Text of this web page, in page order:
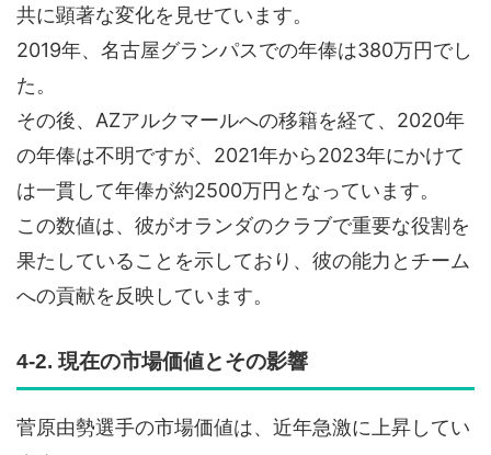
共に顕著な変化を見せています。
2019年、名古屋グランパスでの年俸は380万円でし
た。
その後、AZアルクマールへの移籍を経て、2020年
の年俸は不明ですが、2021年から2023年にかけて
は一貫して年俸が約2500万円となっています。
この数値は、彼がオランダのクラブで重要な役割を
果たしていることを示しており、彼の能力とチーム
への貢献を反映しています。
4-2. 現在の市場価値とその影響
菅原由勢選手の市場価値は、近年急激に上昇してい